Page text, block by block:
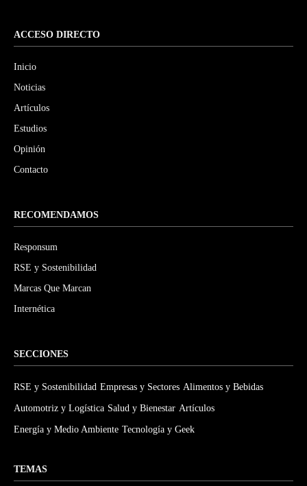
ACCESO DIRECTO
Inicio
Noticias
Artículos
Estudios
Opinión
Contacto
RECOMENDAMOS
Responsum
RSE y Sostenibilidad
Marcas Que Marcan
Internética
SECCIONES
RSE y Sostenibilidad Empresas y Sectores Alimentos y Bebidas
Automotriz y Logística Salud y Bienestar Artículos
Energía y Medio Ambiente Tecnología y Geek
TEMAS